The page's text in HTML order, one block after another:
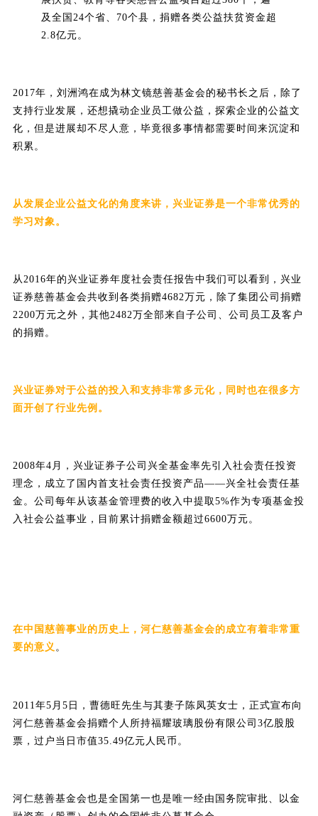
及全国24个省、70个县，捐赠各类公益扶贫资金超
2.8亿元。
2017年，刘洲鸿在成为林文镜慈善基金会的秘书长之后，除了
支持行业发展，还想撬动企业员工做公益，探索企业的公益文
化，但是进展却不尽人意，毕竟很多事情都需要时间来沉淀和
积累。
从发展企业公益文化的角度来讲，兴业证券是一个非常优秀的
学习对象。
从2016年的兴业证券年度社会责任报告中我们可以看到，兴业
证券慈善基金会共收到各类捐赠4682万元，除了集团公司捐赠
2200万元之外，其他2482万全部来自子公司、公司员工及客户
的捐赠。
兴业证券对于公益的投入和支持非常多元化，同时也在很多方
面开创了行业先例。
2008年4月，兴业证券子公司兴全基金率先引入社会责任投资
理念，成立了国内首支社会责任投资产品——兴全社会责任基
金。公司每年从该基金管理费的收入中提取5%作为专项基金投
入社会公益事业，目前累计捐赠金额超过6600万元。
在中国慈善事业的历史上，河仁慈善基金会的成立有着非常重
要的意义 。
2011年5月5日，曹德旺先生与其妻子陈凤英女士，正式宣布向
河仁慈善基金会捐赠个人所持福耀玻璃股份有限公司3亿股股
票，过户当日市值35.49亿元人民币。
河仁慈善基金会也是全国第一也是唯一经由国务院审批、以金